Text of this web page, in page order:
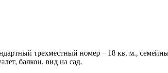
трехместный номер – 18 кв. м.,
балкон, вид на сад.